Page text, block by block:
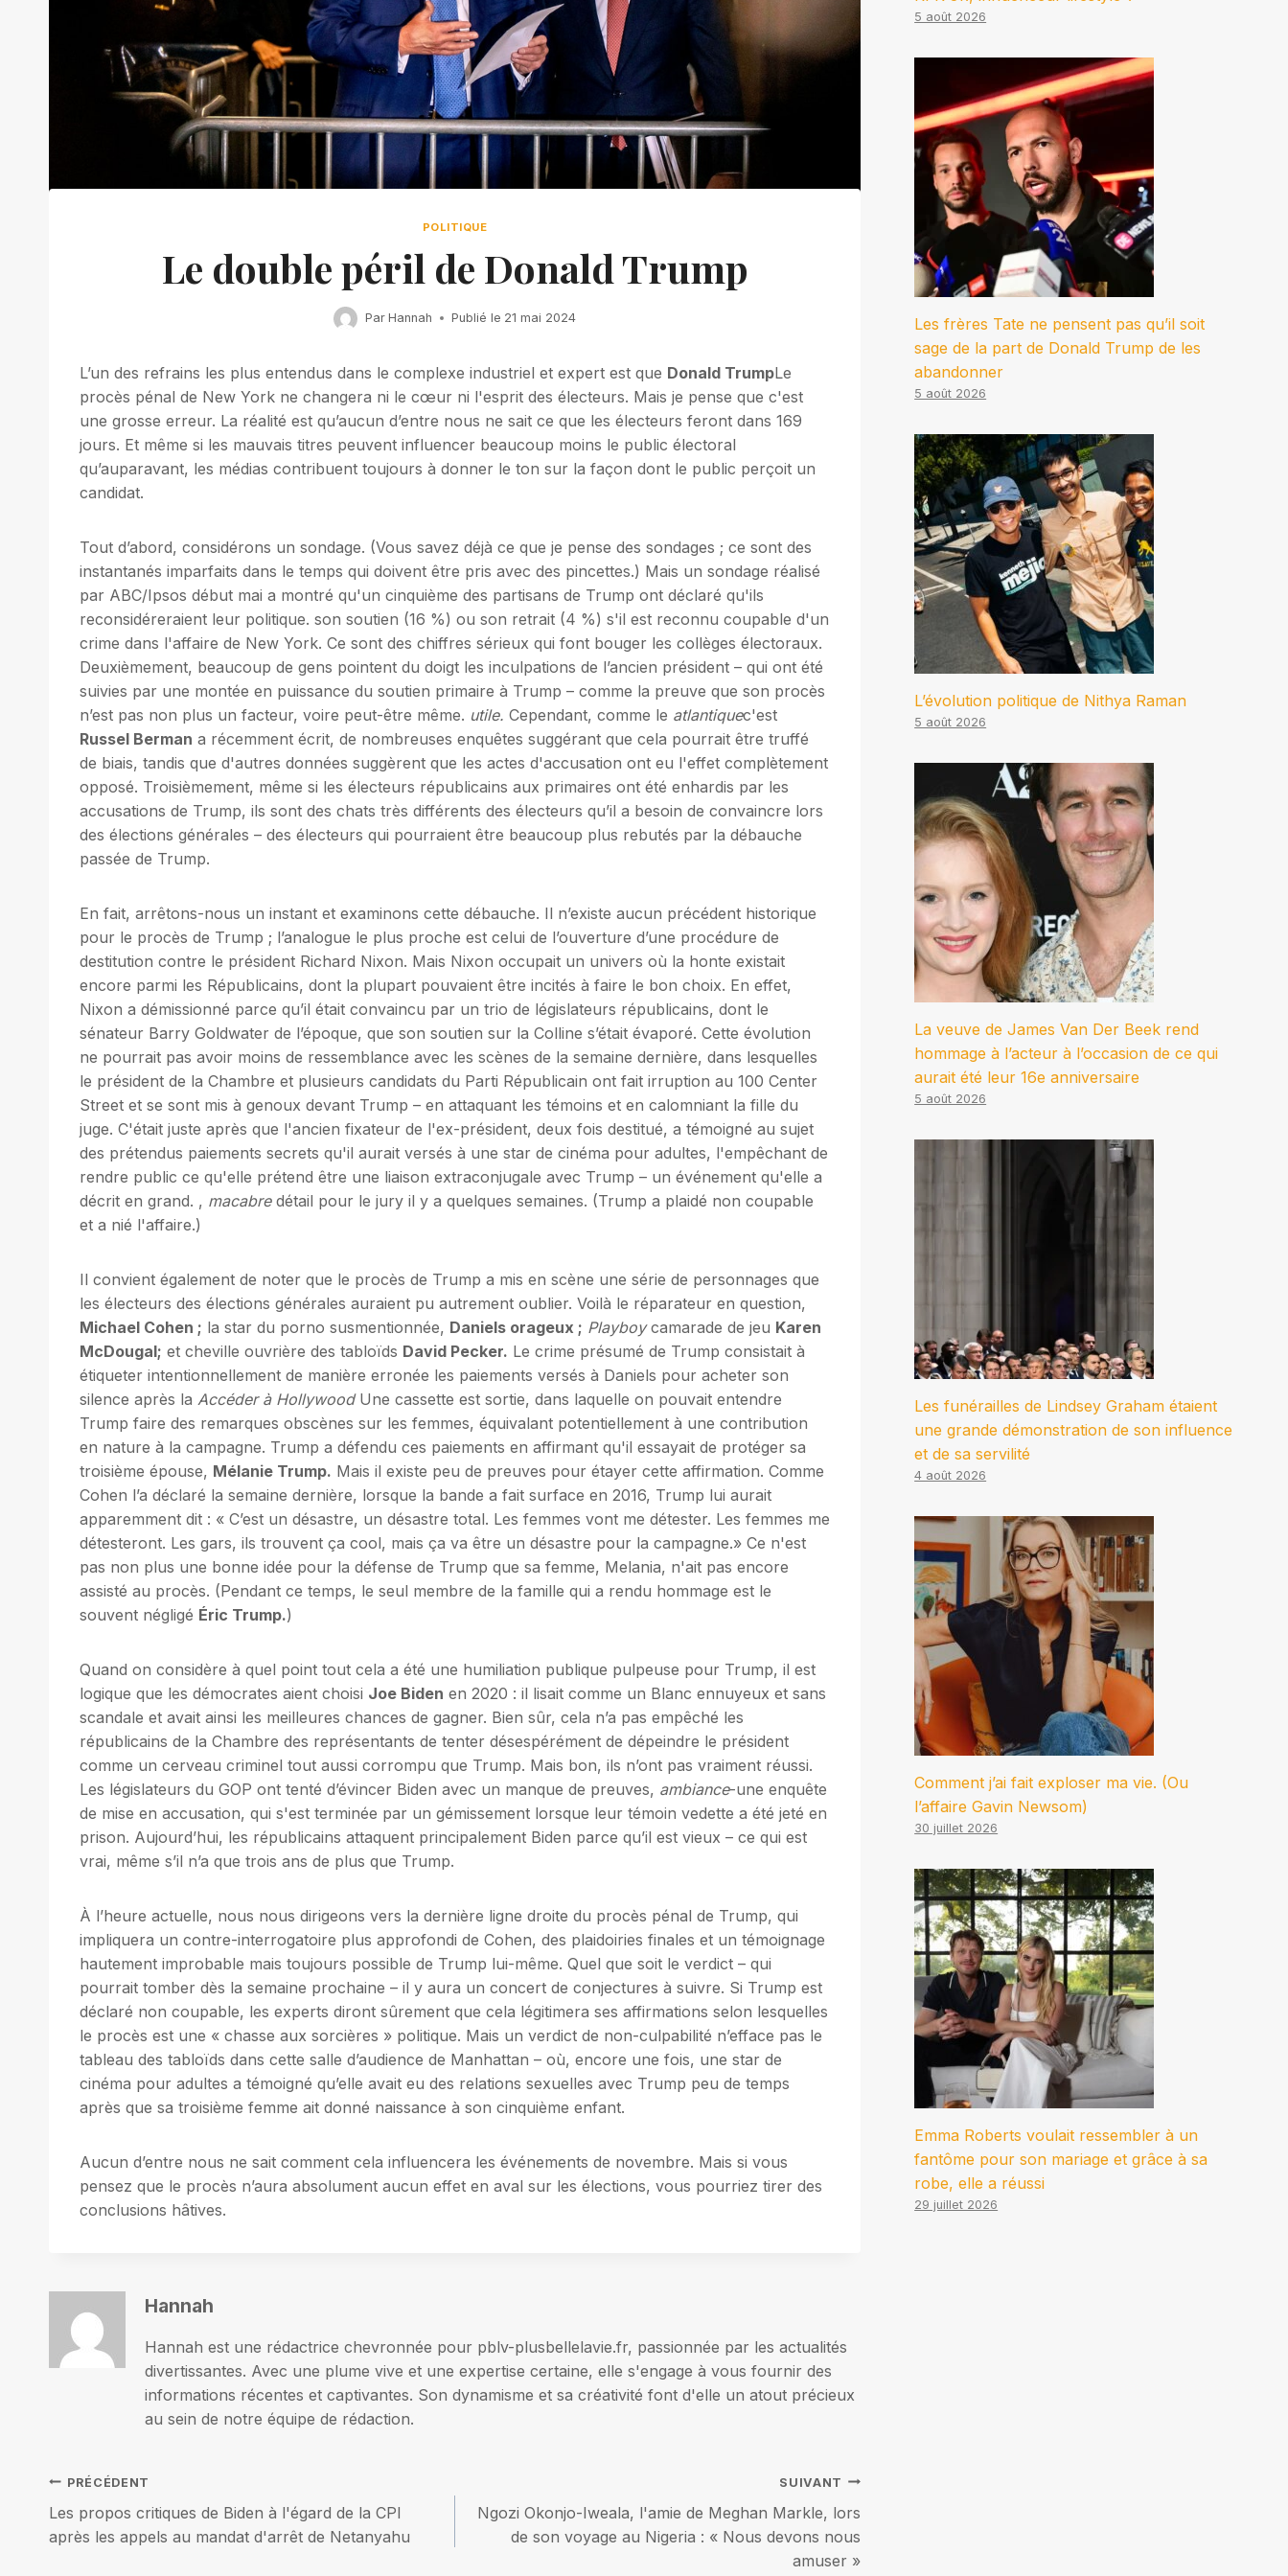
POLITIQUE
Le double péril de Donald Trump
Par Hannah Publié le 21 mai 2024
L’un des refrains les plus entendus dans le complexe industriel et expert est que Donald TrumpLe
procès pénal de New York ne changera ni le cœur ni l'esprit des électeurs. Mais je pense que c'est
une grosse erreur. La réalité est qu’aucun d’entre nous ne sait ce que les électeurs feront dans 169
jours. Et même si les mauvais titres peuvent influencer beaucoup moins le public électoral
qu’auparavant, les médias contribuent toujours à donner le ton sur la façon dont le public perçoit un
candidat.
Tout d’abord, considérons un sondage. (Vous savez déjà ce que je pense des sondages ; ce sont des
instantanés imparfaits dans le temps qui doivent être pris avec des pincettes.) Mais un sondage réalisé
par ABC/Ipsos début mai a montré qu'un cinquième des partisans de Trump ont déclaré qu'ils
reconsidéreraient leur politique. son soutien (16 %) ou son retrait (4 %) s'il est reconnu coupable d'un
crime dans l'affaire de New York. Ce sont des chiffres sérieux qui font bouger les collèges électoraux.
Deuxièmement, beaucoup de gens pointent du doigt les inculpations de l’ancien président – ​​qui ont été
suivies par une montée en puissance du soutien primaire à Trump – comme la preuve que son procès
n’est pas non plus un facteur, voire peut-être même. utile. Cependant, comme le atlantiquec'est
Russel Berman a récemment écrit, de nombreuses enquêtes suggérant que cela pourrait être truffé
de biais, tandis que d'autres données suggèrent que les actes d'accusation ont eu l'effet complètement
opposé. Troisièmement, même si les électeurs républicains aux primaires ont été enhardis par les
accusations de Trump, ils sont des chats très différents des électeurs qu’il a besoin de convaincre lors
des élections générales – des électeurs qui pourraient être beaucoup plus rebutés par la débauche
passée de Trump.
En fait, arrêtons-nous un instant et examinons cette débauche. Il n’existe aucun précédent historique
pour le procès de Trump ; l’analogue le plus proche est celui de l’ouverture d’une procédure de
destitution contre le président Richard Nixon. Mais Nixon occupait un univers où la honte existait
encore parmi les Républicains, dont la plupart pouvaient être incités à faire le bon choix. En effet,
Nixon a démissionné parce qu’il était convaincu par un trio de législateurs républicains, dont le
sénateur Barry Goldwater de l’époque, que son soutien sur la Colline s’était évaporé. Cette évolution
ne pourrait pas avoir moins de ressemblance avec les scènes de la semaine dernière, dans lesquelles
le président de la Chambre et plusieurs candidats du Parti Républicain ont fait irruption au 100 Center
Street et se sont mis à genoux devant Trump – en attaquant les témoins et en calomniant la fille du
juge. C'était juste après que l'ancien fixateur de l'ex-président, deux fois destitué, a témoigné au sujet
des prétendus paiements secrets qu'il aurait versés à une star de cinéma pour adultes, l'empêchant de
rendre public ce qu'elle prétend être une liaison extraconjugale avec Trump – un événement qu'elle a
décrit en grand. , macabredétail pour le jury il y a quelques semaines. (Trump a plaidé non coupable
et a nié l'affaire.)
Il convient également de noter que le procès de Trump a mis en scène une série de personnages que
les électeurs des élections générales auraient pu autrement oublier. Voilà le réparateur en question,
Michael Cohen ; la star du porno susmentionnée, Daniels orageux ; Playboycamarade de jeu Karen
McDougal; et cheville ouvrière des tabloïds David Pecker. Le crime présumé de Trump consistait à
étiqueter intentionnellement de manière erronée les paiements versés à Daniels pour acheter son
silence après la Accéder à HollywoodUne cassette est sortie, dans laquelle on pouvait entendre
Trump faire des remarques obscènes sur les femmes, équivalant potentiellement à une contribution
en nature à la campagne. Trump a défendu ces paiements en affirmant qu'il essayait de protéger sa
troisième épouse, Mélanie Trump. Mais il existe peu de preuves pour étayer cette affirmation. Comme
Cohen l’a déclaré la semaine dernière, lorsque la bande a fait surface en 2016, Trump lui aurait
apparemment dit : « C’est un désastre, un désastre total. Les femmes vont me détester. Les femmes me
détesteront. Les gars, ils trouvent ça cool, mais ça va être un désastre pour la campagne.» Ce n'est
pas non plus une bonne idée pour la défense de Trump que sa femme, Melania, n'ait pas encore
assisté au procès. (Pendant ce temps, le seul membre de la famille qui a rendu hommage est le
souvent négligé Éric Trump.)
Quand on considère à quel point tout cela a été une humiliation publique pulpeuse pour Trump, il est
logique que les démocrates aient choisi Joe Biden en 2020 : il lisait comme un Blanc ennuyeux et sans
scandale et avait ainsi les meilleures chances de gagner. Bien sûr, cela n’a pas empêché les
républicains de la Chambre des représentants de tenter désespérément de dépeindre le président
comme un cerveau criminel tout aussi corrompu que Trump. Mais bon, ils n’ont pas vraiment réussi.
Les législateurs du GOP ont tenté d’évincer Biden avec un manque de preuves, ambiance-une enquête
de mise en accusation, qui s'est terminée par un gémissement lorsque leur témoin vedette a été jeté en
prison. Aujourd’hui, les républicains attaquent principalement Biden parce qu’il est vieux – ce qui est
vrai, même s’il n’a que trois ans de plus que Trump.
À l’heure actuelle, nous nous dirigeons vers la dernière ligne droite du procès pénal de Trump, qui
impliquera un contre-interrogatoire plus approfondi de Cohen, des plaidoiries finales et un témoignage
hautement improbable mais toujours possible de Trump lui-même. Quel que soit le verdict – qui
pourrait tomber dès la semaine prochaine – il y aura un concert de conjectures à suivre. Si Trump est
déclaré non coupable, les experts diront sûrement que cela légitimera ses affirmations selon lesquelles
le procès est une « chasse aux sorcières » politique. Mais un verdict de non-culpabilité n’efface pas le
tableau des tabloïds dans cette salle d’audience de Manhattan – où, encore une fois, une star de
cinéma pour adultes a témoigné qu’elle avait eu des relations sexuelles avec Trump peu de temps
après que sa troisième femme ait donné naissance à son cinquième enfant.
Aucun d’entre nous ne sait comment cela influencera les événements de novembre. Mais si vous
pensez que le procès n’aura absolument aucun effet en aval sur les élections, vous pourriez tirer des
conclusions hâtives.
Hannah
Hannah est une rédactrice chevronnée pour pblv-plusbellelavie.fr, passionnée par les actualités
divertissantes. Avec une plume vive et une expertise certaine, elle s'engage à vous fournir des
informations récentes et captivantes. Son dynamisme et sa créativité font d'elle un atout précieux
au sein de notre équipe de rédaction.
Navigation
de
PRÉCÉDENT
Les propos critiques de Biden à l'égard de la CPI
après les appels au mandat d'arrêt de Netanyahu
SUIVANT
Ngozi Okonjo-Iweala, l'amie de Meghan Markle, lors
de son voyage au Nigeria : « Nous devons nous
amuser »
5 août 2026
Les frères Tate ne pensent pas qu’il soit
sage de la part de Donald Trump de les
abandonner
5 août 2026
L’évolution politique de Nithya Raman
5 août 2026
La veuve de James Van Der Beek rend
hommage à l’acteur à l’occasion de ce qui
aurait été leur 16e anniversaire
5 août 2026
Les funérailles de Lindsey Graham étaient
une grande démonstration de son influence
et de sa servilité
4 août 2026
Comment j’ai fait exploser ma vie. (Ou
l’affaire Gavin Newsom)
30 juillet 2026
Emma Roberts voulait ressembler à un
fantôme pour son mariage et grâce à sa
robe, elle a réussi
29 juillet 2026